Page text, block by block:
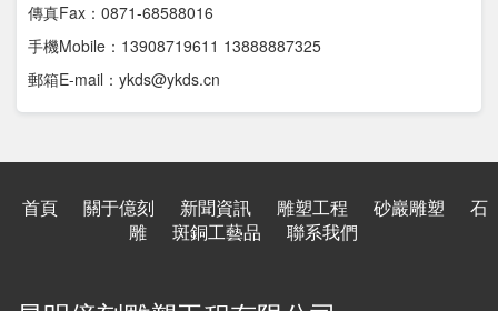
傳真Fax：0871-68588016
手機Mobile：13908719611 13888887325
郵箱E-mail：ykds@ykds.cn
首頁 關于億刻 新聞資訊 雕塑工程 砂巖雕塑
石
雕
斑銅工藝品 聯系我們